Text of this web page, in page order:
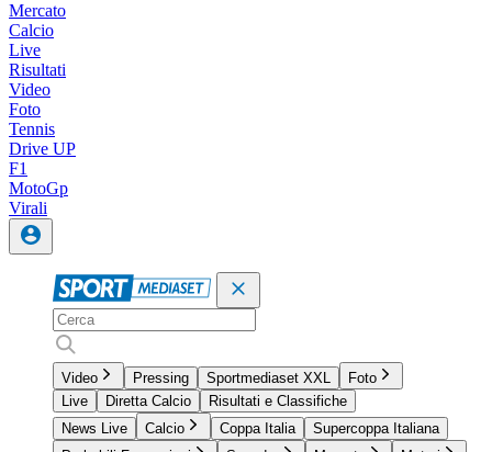
Mercato
Calcio
Live
Risultati
Video
Foto
Tennis
Drive UP
F1
MotoGp
Virali
Video Pressing Sportmediaset XXL
Foto
Live
Diretta Calcio
Risultati e Classifiche
News Live
Calcio Coppa Italia
Supercoppa Italiana